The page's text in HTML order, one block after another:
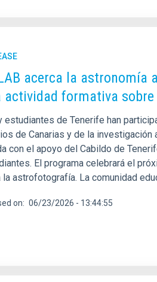
acerca la
actividad formativa
estudiantes de Tenerife han
de Canarias y de la
con el apoyo del Cabildo de
El programa celebrará el
la astrofotografía. La comunidad
on 06/23/2026 - 13:44:55